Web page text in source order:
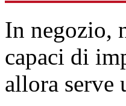
In negozio,
capaci di
allora serve